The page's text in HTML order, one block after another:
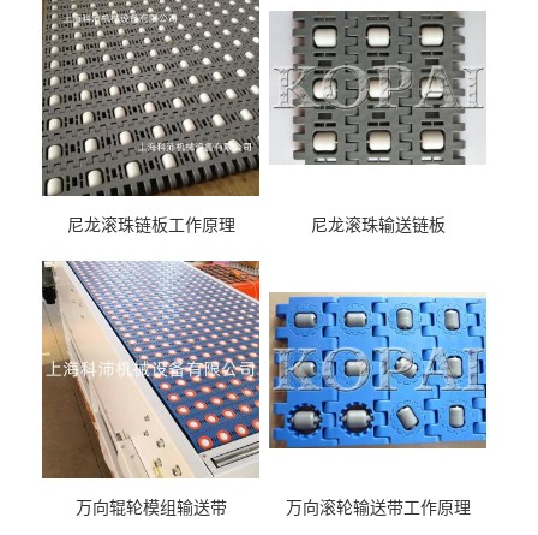
尼龙滚珠链板工作原理 尼龙滚珠输送链板
万向辊轮模组输送带 万向滚轮输送带工作原理